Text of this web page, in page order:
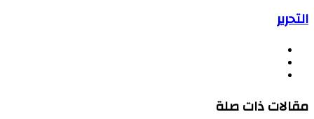
التحرير
مقالات ذات صلة